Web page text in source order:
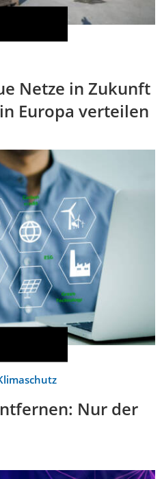
Netze in Zukunft
Europa verteilen
Nur der